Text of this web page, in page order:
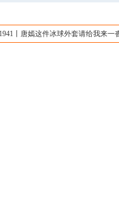
丨唐嫣这件冰球外套请给我来一